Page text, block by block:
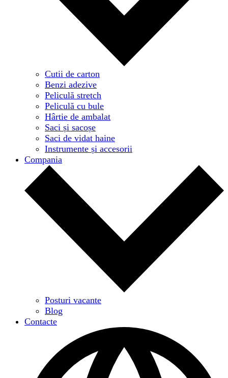
Cutii de carton
Benzi adezive
Peliculă stretch
Peliculă cu bule
Hârtie de ambalat
Saci și sacoșe
Saci de vidat haine
Instrumente și accesorii
Compania
Posturi vacante
Blog
Contacte